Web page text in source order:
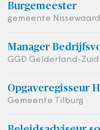
Burgemeester
gemeente Nissewaard
Manager
GGD Gelderland-Zuid
Opgaveregisseur
Gemeente Tilburg